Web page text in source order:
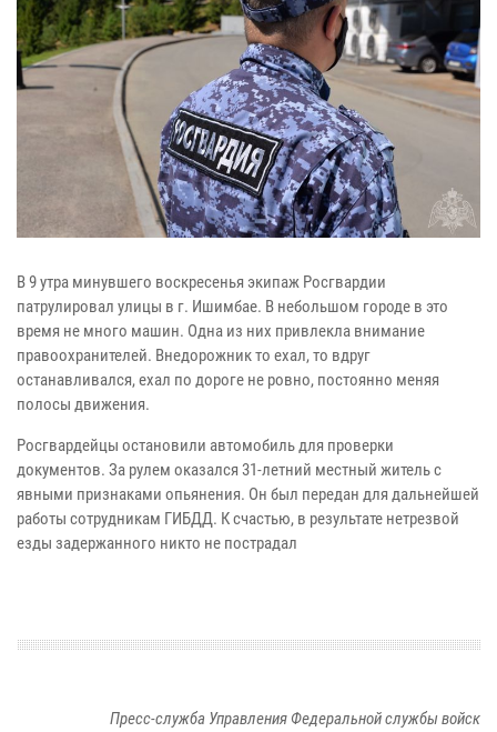
В 9 утра минувшего воскресенья экипаж Росгвардии
патрулировал улицы в г. Ишимбае. В небольшом городе в это
время не много машин. Одна из них привлекла внимание
правоохранителей. Внедорожник то ехал, то вдруг
останавливался, ехал по дороге не ровно, постоянно меняя
полосы движения.
Росгвардейцы остановили автомобиль для проверки
документов. За рулем оказался 31-летний местный житель с
явными признаками опьянения. Он был передан для дальнейшей
работы сотрудникам ГИБДД. К счастью, в результате нетрезвой
езды задержанного никто не пострадал
Пресс-служба Управления Федеральной службы войск